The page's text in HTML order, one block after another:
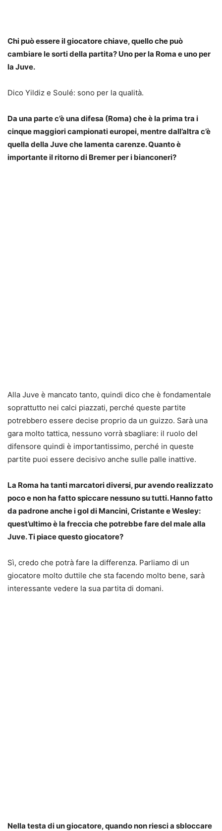
Chi può essere il giocatore chiave, quello che può
cambiare le sorti della partita? Uno per la Roma e uno per
la Juve.
Dico Yildiz e Soulé: sono per la qualità.
Da una parte c’è una difesa (Roma) che è la prima tra i
cinque maggiori campionati europei, mentre dall’altra c’è
quella della Juve che lamenta carenze. Quanto è
importante il ritorno di Bremer per i bianconeri?
Alla Juve è mancato tanto, quindi dico che è fondamentale
soprattutto nei calci piazzati, perché queste partite
potrebbero essere decise proprio da un guizzo. Sarà una
gara molto tattica, nessuno vorrà sbagliare: il ruolo del
difensore quindi è importantissimo, perché in queste
partite puoi essere decisivo anche sulle palle inattive.
La Roma ha tanti marcatori diversi, pur avendo realizzato
poco e non ha fatto spiccare nessuno su tutti. Hanno fatto
da padrone anche i gol di Mancini, Cristante e Wesley:
quest’ultimo è la freccia che potrebbe fare del male alla
Juve. Ti piace questo giocatore?
Sì, credo che potrà fare la differenza. Parliamo di un
giocatore molto duttile che sta facendo molto bene, sarà
interessante vedere la sua partita di domani.
Nella testa di un giocatore, quando non riesci a sbloccare